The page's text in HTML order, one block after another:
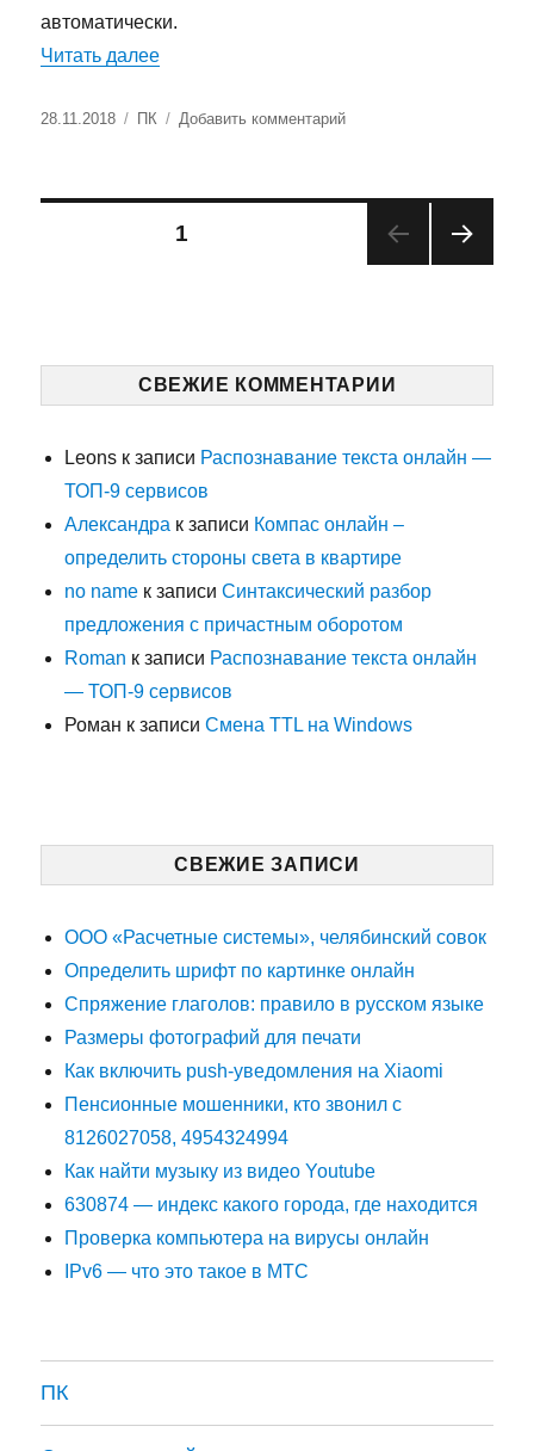
автоматически.
Читать далее«IPv6 — что это такое в МТС»
Опубликовано
28.11.2018 Рубрики
ПК Добавить комментарийк
такое
Пагинация
1
НИЦ
СВЕЖИЕ КОММЕНТАРИИ
Leons к записи Распознавание текста онлайн —
ТОП-9 сервисов
Александра к записи Компас онлайн –
определить стороны света в квартире
no name к записиСинтаксический разбор
предложения с причастным оборотом
Roman к записи Распознавание текста онлайн
— ТОП-9 сервисов
Роман к записиСмена TTL на Windows
СВЕЖИЕ ЗАПИСИ
ООО «Расчетные системы», челябинский совок
Определить шрифт по картинке онлайн
Спряжение глаголов: правило в русском языке
Размеры фотографий для печати
Как включить push-уведомления на Xiaomi
Пенсионные мошенники, кто звонил с
8126027058, 4954324994
Как найти музыку из видео Youtube
630874 — индекс какого города, где находится
Проверка компьютера на вирусы онлайн
IPv6 — что это такое в МТС
ПК